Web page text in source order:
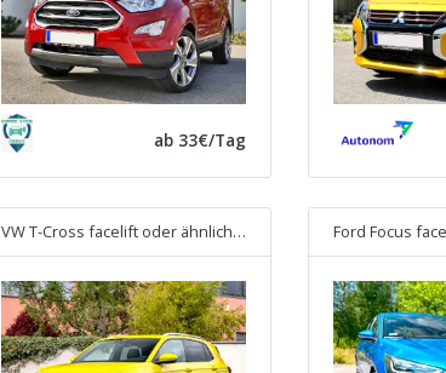
ab 33€/Tag
VW T-Cross facelift oder ähnliches Ford Focus